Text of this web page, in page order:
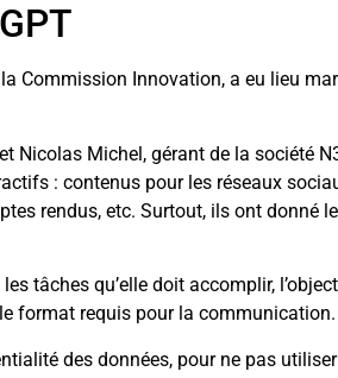
Commission Innovation, a eu lieu
Nicolas Michel, gérant de la société
: contenus pour les réseaux
rendus, etc. Surtout, ils ont donné
tâches qu’elle doit accomplir,
format requis pour la communication.
des données, pour ne pas